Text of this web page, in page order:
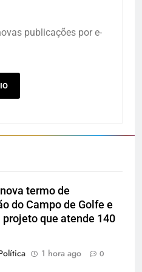
publicações por e-
termo de
do Campo de Golfe e
que atende 140
1 hora ago 0